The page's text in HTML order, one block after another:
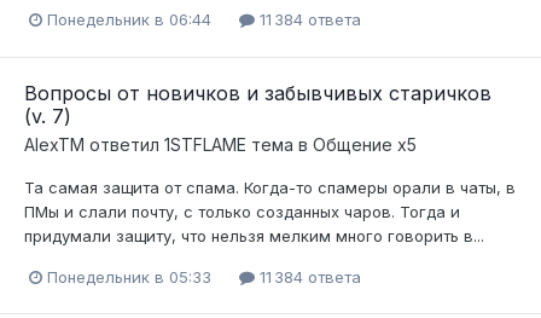
Понедельник в 06:44 11 384 ответа
Вопросы от новичков и забывчивых старичков
(v. 7)
AlexTM ответил 1STFLAME тема в Общение x5
Та самая защита от спама. Когда-то спамеры орали в чаты, в
ПМы и слали почту, с только созданных чаров. Тогда и
придумали защиту, что нельзя мелким много говорить в...
Понедельник в 05:33 11 384 ответа